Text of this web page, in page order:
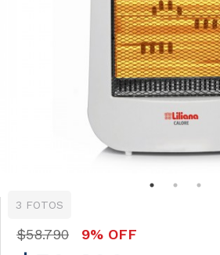
3 FOTOS
$58.790 9% OFF